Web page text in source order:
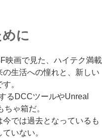
に
映画で見た、ハイテク満載
生活への憧れと、新しい
。
るDCCツールやUnreal
ゃ箱だ。
では過去となっているも
いない。